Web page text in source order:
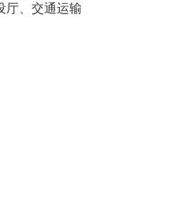
厅、交通运输